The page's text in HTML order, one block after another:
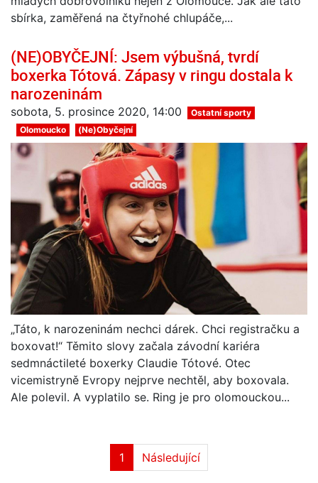
sbírka, zaměřená na čtyřnohé chlupáče,...
(NE)OBYČEJNÍ: Jsem výbušná, tvrdí
boxerka Tótová. Zápasy v ringu dostala k
narozeninám
sobota, 5. prosince 2020, 14:00
Ostatní sporty
Olomoucko
(Ne)Obyčejní
„Táto, k narozeninám nechci dárek. Chci registračku a
boxovat!“ Těmito slovy začala závodní kariéra
sedmnáctileté boxerky Claudie Tótové. Otec
vicemistryně Evropy nejprve nechtěl, aby boxovala.
Ale polevil. A vyplatilo se. Ring je pro olomouckou...
1 Následující